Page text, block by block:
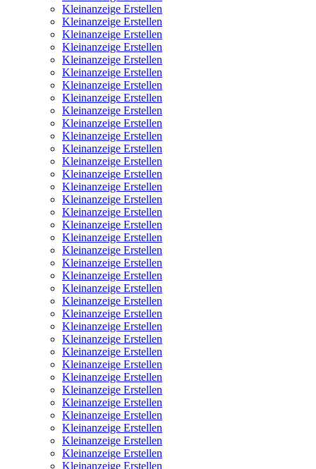
Kleinanzeige Erstellen
Kleinanzeige Erstellen
Kleinanzeige Erstellen
Kleinanzeige Erstellen
Kleinanzeige Erstellen
Kleinanzeige Erstellen
Kleinanzeige Erstellen
Kleinanzeige Erstellen
Kleinanzeige Erstellen
Kleinanzeige Erstellen
Kleinanzeige Erstellen
Kleinanzeige Erstellen
Kleinanzeige Erstellen
Kleinanzeige Erstellen
Kleinanzeige Erstellen
Kleinanzeige Erstellen
Kleinanzeige Erstellen
Kleinanzeige Erstellen
Kleinanzeige Erstellen
Kleinanzeige Erstellen
Kleinanzeige Erstellen
Kleinanzeige Erstellen
Kleinanzeige Erstellen
Kleinanzeige Erstellen
Kleinanzeige Erstellen
Kleinanzeige Erstellen
Kleinanzeige Erstellen
Kleinanzeige Erstellen
Kleinanzeige Erstellen
Kleinanzeige Erstellen
Kleinanzeige Erstellen
Kleinanzeige Erstellen
Kleinanzeige Erstellen
Kleinanzeige Erstellen
Kleinanzeige Erstellen
Kleinanzeige Erstellen
Kleinanzeige Erstellen